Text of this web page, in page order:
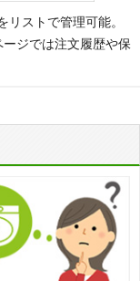
ストで管理可能。
ジでは注文履歴や保